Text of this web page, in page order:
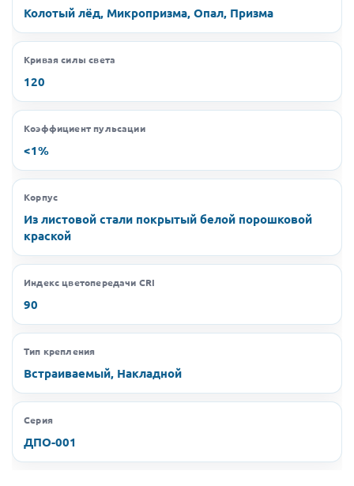
Колотый лёд, Микропризма, Опал, Призма
Кривая силы света
120
Коэффициент пульсации
<1%
Корпус
Из листовой стали покрытый белой порошковой
краской
Индекс цветопередачи CRI
90
Тип крепления
Встраиваемый, Накладной
Серия
ДПО-001